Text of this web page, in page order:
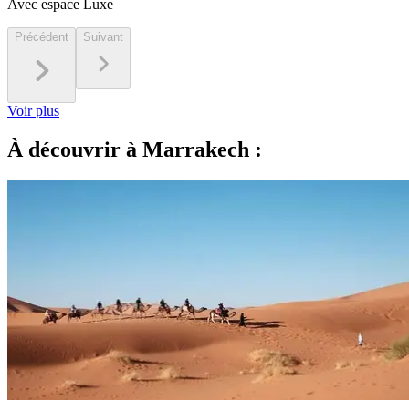
Avec espace Luxe
Précédent Suivant
Voir plus
À découvrir à Marrakech :